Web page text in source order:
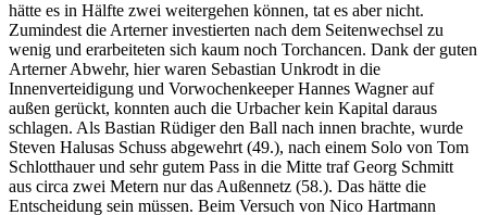
hätte es in Hälfte zwei weitergehen können, tat es aber nicht.
Zumindest die Arterner investierten nach dem Seitenwechsel zu
wenig und erarbeiteten sich kaum noch Torchancen. Dank der guten
Arterner Abwehr, hier waren Sebastian Unkrodt in die
Innenverteidigung und Vorwochenkeeper Hannes Wagner auf
außen gerückt, konnten auch die Urbacher kein Kapital daraus
schlagen. Als Bastian Rüdiger den Ball nach innen brachte, wurde
Steven Halusas Schuss abgewehrt (49.), nach einem Solo von Tom
Schlotthauer und sehr gutem Pass in die Mitte traf Georg Schmitt
aus circa zwei Metern nur das Außennetz (58.). Das hätte die
Entscheidung sein müssen. Beim Versuch von Nico Hartmann